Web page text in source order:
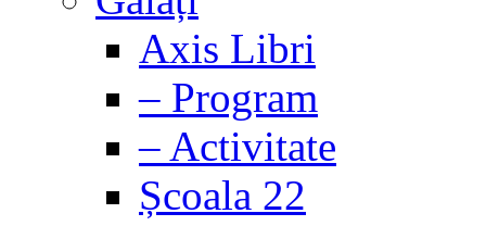
Axis Libri
– Program
– Activitate
Școala 22